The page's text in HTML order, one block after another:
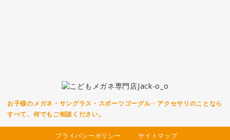
お子様のメガネ・サングラス・スポーツゴーグル・アクセサリのことなら
すべて、何でもご相談ください。
プライバシーポリシー サイトマップ